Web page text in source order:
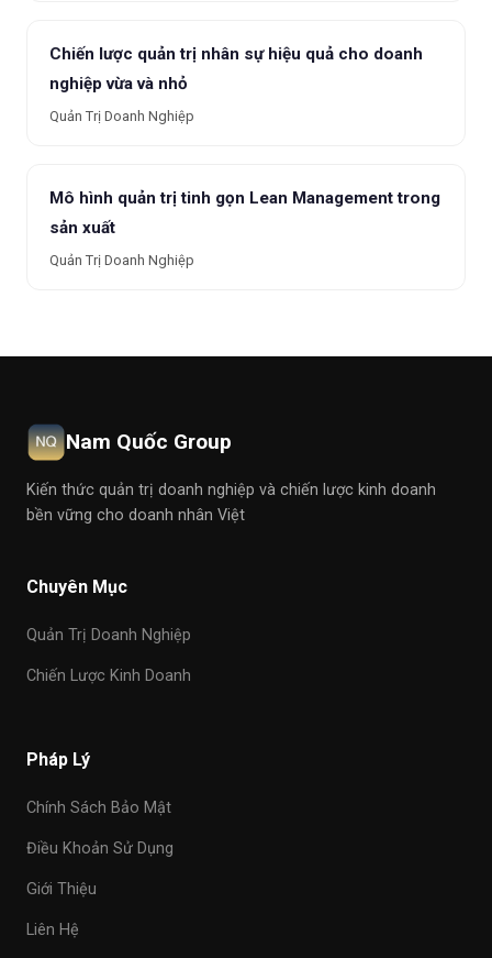
Chiến lược quản trị nhân sự hiệu quả cho doanh
nghiệp vừa và nhỏ
Quản Trị Doanh Nghiệp
Mô hình quản trị tinh gọn Lean Management trong
sản xuất
Quản Trị Doanh Nghiệp
Nam Quốc Group
Kiến thức quản trị doanh nghiệp và chiến lược kinh doanh
bền vững cho doanh nhân Việt
Chuyên Mục
Quản Trị Doanh Nghiệp
Chiến Lược Kinh Doanh
Pháp Lý
Chính Sách Bảo Mật
Điều Khoản Sử Dụng
Giới Thiệu
Liên Hệ